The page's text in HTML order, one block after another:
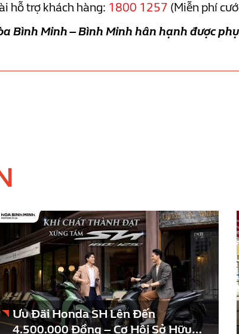
hỗ trợ khách hàng: 1800 1257 (Miễn phí
Bình Minh – Bình Minh hân hạnh được
Ưu Đãi Honda SH Lên Đến
4.500.000 Đồng – Cơ Hội Sở Hữu